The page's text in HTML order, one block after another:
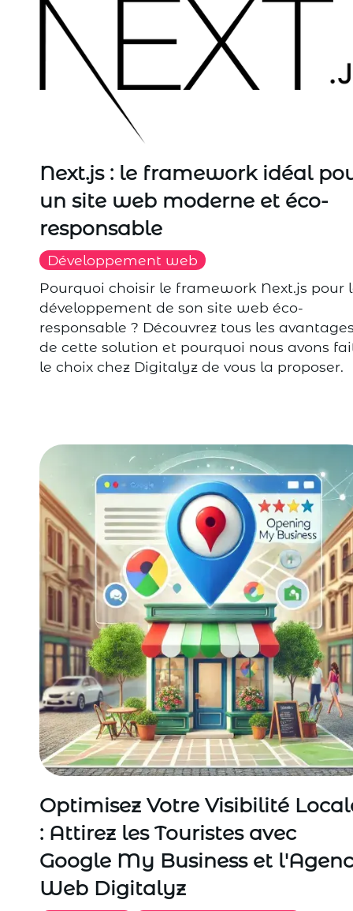
Next.js : le framework idéal
un site web moderne et éco-
responsable
Développement web
Pourquoi choisir le framework Next.js pour
développement de son site web éco-
responsable ? Découvrez tous les
de cette solution et pourquoi nous avons
le choix chez Digitalyz de vous la proposer.
Optimisez Votre Visibilité
: Attirez les Touristes avec
Google My Business et
Web Digitalyz